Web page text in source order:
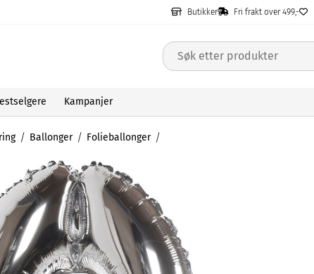
Butikker Fri frakt over 499,-
Kampanjer
Ballonger Folieballonger